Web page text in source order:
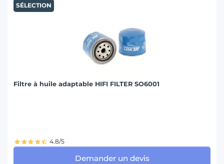
SÉLECTION
Filtre à huile adaptable HIFI FILTER SO6001
4.8/5
Demander un devis